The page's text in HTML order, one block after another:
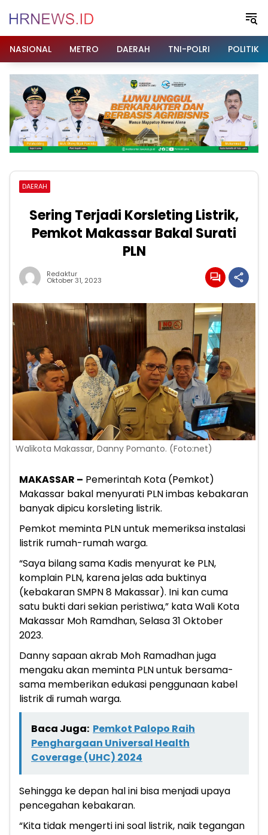
NASIONAL
METRO DAERAH TNI-POLRI POLITIK
DAERAH
Sering Terjadi Korsleting Listrik,
Pemkot Makassar Bakal Surati
PLN
Redaktur
Oktober 31, 2023
Walikota Makassar, Danny Pomanto. (Foto:net)
MAKASSAR – Pemerintah Kota (Pemkot)
Makassar bakal menyurati PLN imbas kebakaran
banyak dipicu korsleting listrik.
Pemkot meminta PLN untuk memeriksa instalasi
listrik rumah-rumah warga.
“Saya bilang sama Kadis menyurat ke PLN,
komplain PLN, karena jelas ada buktinya
(kebakaran SMPN 8 Makassar). Ini kan cuma
satu bukti dari sekian peristiwa,” kata Wali Kota
Makassar Moh Ramdhan, Selasa 31 Oktober
2023.
Danny sapaan akrab Moh Ramadhan juga
mengaku akan meminta PLN untuk bersama-
sama memberikan edukasi penggunaan kabel
listrik di rumah warga.
Baca Juga: Pemkot Palopo Raih
Penghargaan Universal Health
Coverage (UHC) 2024
Sehingga ke depan hal ini bisa menjadi upaya
pencegahan kebakaran.
“Kita tidak mengerti ini soal listrik, naik tegangan